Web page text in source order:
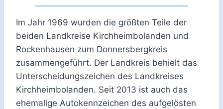
Im Jahr 1969 wurden die größten Teile der
beiden Landkreise Kirchheimbolanden und
Rockenhausen zum Donnersbergkreis
zusammengeführt. Der Landkreis behielt das
Unterscheidungszeichen des Landkreises
Kirchheimbolanden. Seit 2013 ist auch das
ehemalige Autokennzeichen des aufgelösten